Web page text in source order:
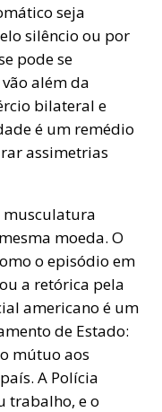
seja
silêncio ou por
pode se
além da
bilateral e
é um remédio
assimetrias
musculatura
moeda. O
o episódio em
a retórica pela
americano é um
de Estado:
mútuo aos
A Polícia
trabalho, e o